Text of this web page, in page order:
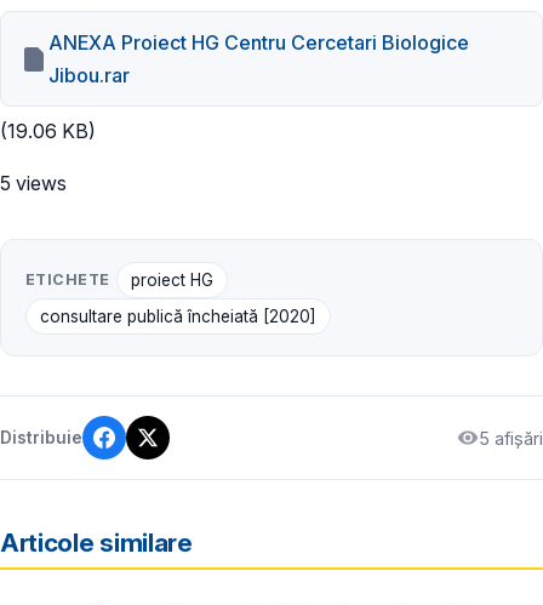
ANEXA Proiect HG Centru Cercetari Biologice
Jibou.rar
(19.06 KB)
5 views
ETICHETE
proiect HG
consultare publică încheiată [2020]
Distribuie 5 afișări
Articole similare